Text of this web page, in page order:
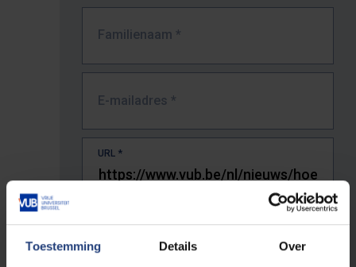
Toestemming Details Over
Familienaam *
E-mailadres *
URL *
De volledige URL van de pagina waar je de fout zag.